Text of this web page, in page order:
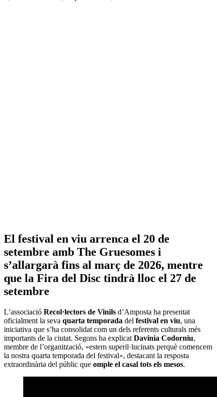
El festival en viu arrenca el 20 de
setembre amb The Gruesomes i
s’allargarà fins al març de 2026, mentre
que la Fira del Disc tindrà lloc el 27 de
setembre
L’associació Recol·lectors de Vinils d’Amposta ha presentat
oficialment la seva quarta temporada del festival en viu, una
iniciativa que s’ha consolidat com un dels referents culturals més
importants de la ciutat. Segons ha explicat Davinia Codorniu,
membre de l’organització, «estem superil·lucinats perquè comencem
la nostra quarta temporada del festival», destacant la resposta
extraordinària del públic que omple el casal tots els mesos.